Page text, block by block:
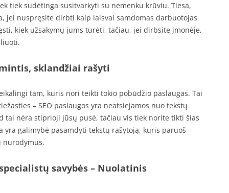
tiek sudėtinga susitvarkyti su nemenku krūviu. Tiesa,
jei nuspręsite dirbti kaip laisvai samdomas darbuotojas
kiek užsakymų jums turėti, tačiau, jei dirbsite įmonėje,
sklandžiai rašyti
tam, kuris nori teikti tokio pobūdžio paslaugas. Tai
– SEO paslaugos yra neatsiejamos nuo tekstų
tai nėra stiprioji jūsų pusė, tačiau vis tiek norite tikti šias
yra galimybė pasamdyti tekstų rašytoją, kuris paruoš
nurodymus.
savybės – Nuolatinis